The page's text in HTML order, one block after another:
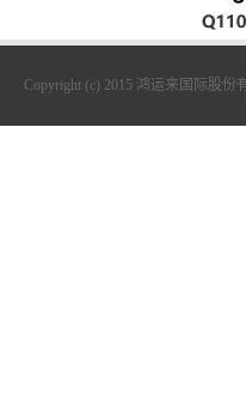
Copyright (c) 2015 鸿运来国际股份